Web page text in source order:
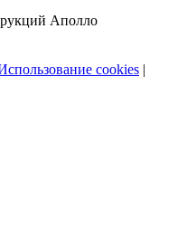
Аполло
cookies |